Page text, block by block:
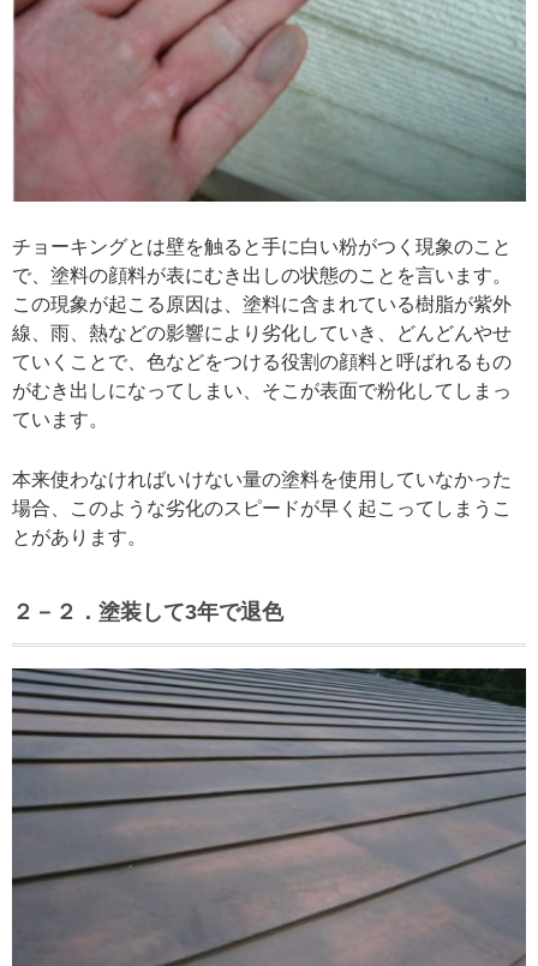
チョーキングとは壁を触ると手に白い粉がつく現象のこと
で、塗料の顔料が表にむき出しの状態のことを言います。
この現象が起こる原因は、塗料に含まれている樹脂が紫外
線、雨、熱などの影響により劣化していき、どんどんやせ
ていくことで、色などをつける役割の顔料と呼ばれるもの
がむき出しになってしまい、そこが表面で粉化してしまっ
ています。
本来使わなければいけない量の塗料を使用していなかった
場合、このような劣化のスピードが早く起こってしまうこ
とがあります。
２－２．塗装して3年で退色